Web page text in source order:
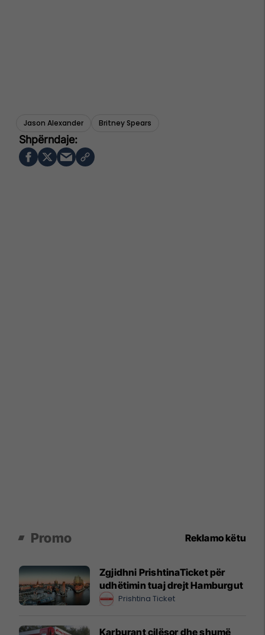
Jason Alexander Britney Spears
Promo Reklamo këtu
Zgjidhni PrishtinaTicket për
udhëtimin tuaj drejt Hamburgut
Prishtina Ticket
Karburant cilësor dhe shumë